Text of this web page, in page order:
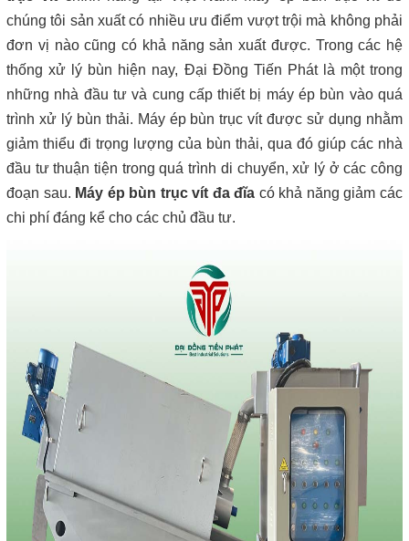
chúng tôi sản xuất có nhiều ưu điểm vượt trội mà không phải
đơn vị nào cũng có khả năng sản xuất được. Trong các hệ
thống xử lý bùn hiện nay, Đại Đồng Tiến Phát là một trong
những nhà đầu tư và cung cấp thiết bị máy ép bùn vào quá
trình xử lý bùn thải. Máy ép bùn trục vít được sử dụng nhằm
giảm thiểu đi trọng lượng của bùn thải, qua đó giúp các nhà
đầu tư thuận tiện trong quá trình di chuyển, xử lý ở các công
đoạn sau. Máy ép bùn trục vít đa đĩa có khả năng giảm các
chi phí đáng kể cho các chủ đầu tư.